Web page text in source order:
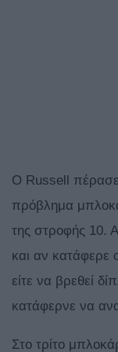
Ο Russell
πρόβλημα
της στροφής 10.
και αν κατάφερε
είτε να βρεθεί
κατάφερνε να
Στο τρίτο